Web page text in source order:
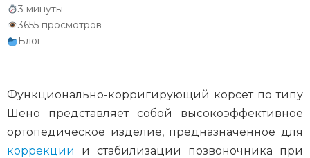
3 минуты
3655 просмотров
Блог
Функционально-корригирующий корсет по типу
Шено представляет собой высокоэффективное
ортопедическое изделие, предназначенное для
коррекции
и стабилизации позвоночника при